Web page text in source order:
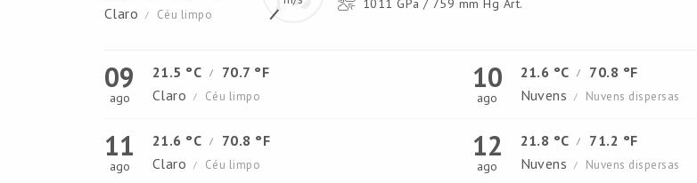
Claro
/ Céu limpo
1011 GPa / 759 mm Hg Art.
09
ago
21.5 °C /
70.7 °F
Claro
/ Céu limpo
10
ago
21.6 °C /
70.8 °F
Nuvens
/ Nuvens dispersas
11
ago
21.6 °C /
70.8 °F
Claro
/ Céu limpo
12
ago
21.8 °C /
71.2 °F
Nuvens
/ Nuvens dispersas